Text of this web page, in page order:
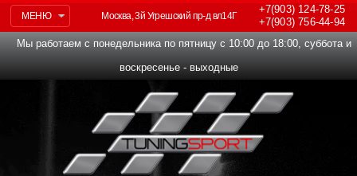
МЕНЮ
+7(903)124-78-25
+7(903)756-44-94
Москва, 3й Угрешский пр-д вл14Г
Мы работаем с понедельника по пятницу с 10:00 до 18:00, суббота и
воскресенье - выходные